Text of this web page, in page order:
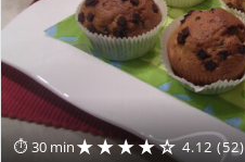
⏱ 30 min★★★★☆ 4.12 (52)